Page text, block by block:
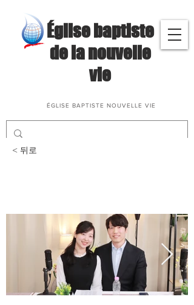
​Église baptiste
de la nouvelle
vie
ÉGLISE BAPTISTE NOUVELLE VIE
< 뒤로